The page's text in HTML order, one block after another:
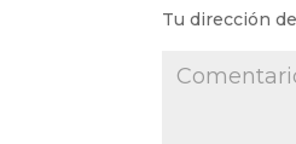
Tu dirección